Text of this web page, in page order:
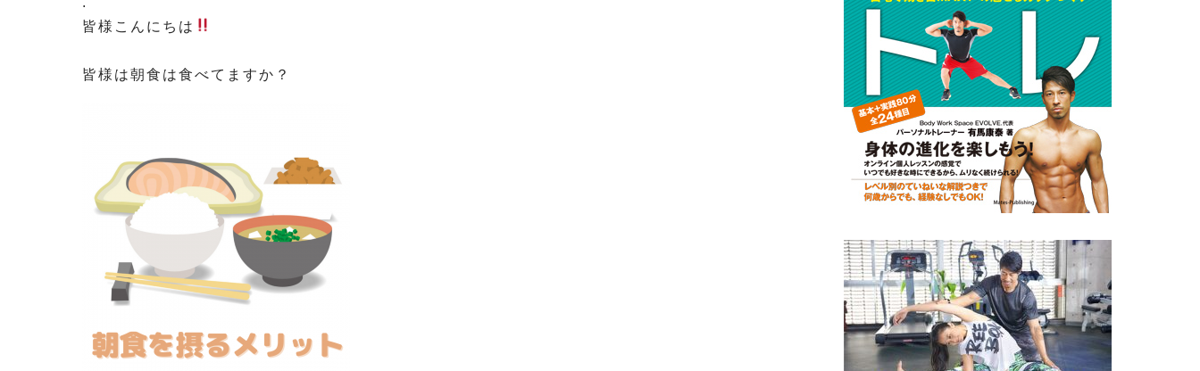
皆様こんにちは
皆様は朝食は食べてますか？